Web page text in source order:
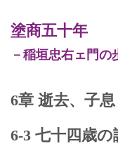
塗商五十年
－稲垣忠右ェ門の
6章 逝去、子
6-3 七十四歳の